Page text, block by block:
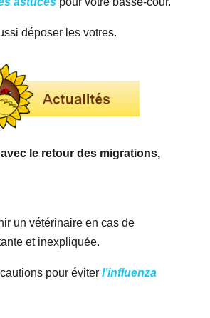
déposer les votres.
le retour des migrations,
un vétérinaire en cas de
et inexpliquée.
pour éviter l’influenza